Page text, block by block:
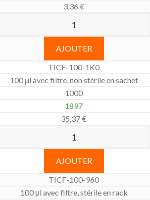
3,36 €
AJOUTER
TICF-100-1K0
100 μl avec filtre, non stérile en sachet
1000
1897
35,37€
AJOUTER
TICF-100-960
100 μl avec filtre, stérile en rack